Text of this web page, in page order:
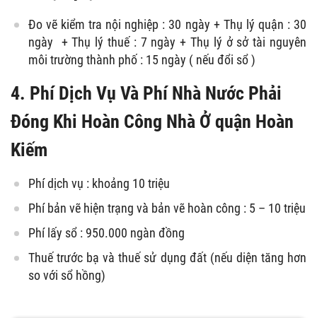
Đo vẽ kiểm tra nội nghiệp : 30 ngày + Thụ lý quận : 30
ngày + Thụ lý thuế : 7 ngày + Thụ lý ở sở tài nguyên
môi trường thành phố : 15 ngày ( nếu đổi sổ )
4. Phí Dịch Vụ Và Phí Nhà Nước Phải
Đóng Khi Hoàn Công Nhà Ở quận Hoàn
Kiếm
Phí dịch vụ : khoảng 10 triệu
Phí bản vẽ hiện trạng và bản vẽ hoàn công : 5 – 10 triệu
Phí lấy sổ : 950.000 ngàn đồng
Thuế trước bạ và thuế sử dụng đất (nếu diện tăng hơn
so với sổ hồng)